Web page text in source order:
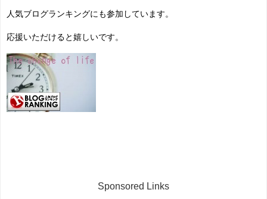
人気ブログランキングにも参加しています。
応援いただけると嬉しいです。
Sponsored Links